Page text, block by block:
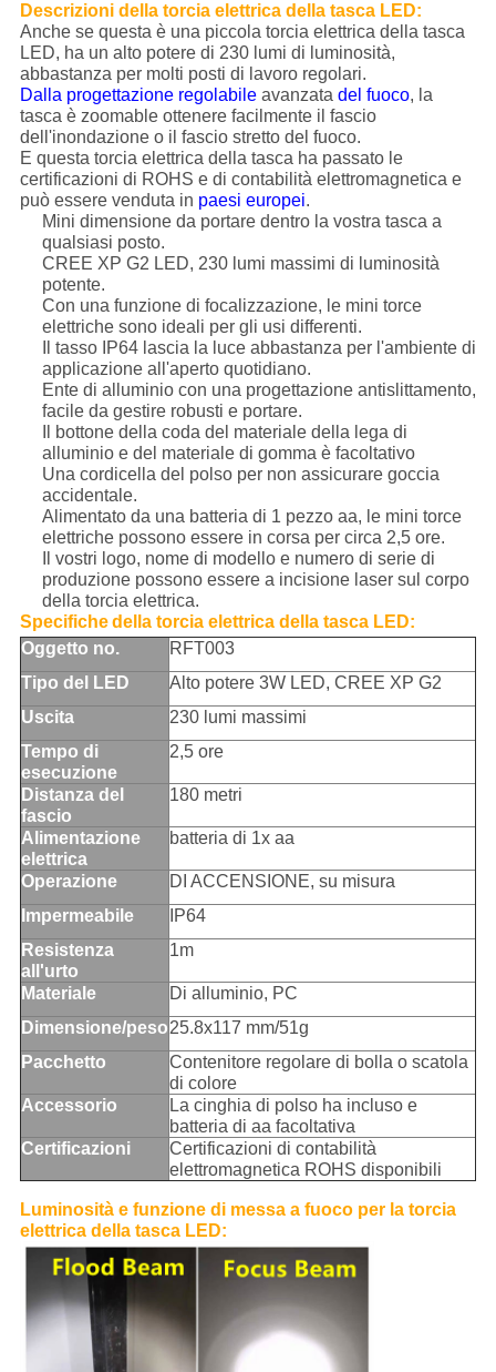
Descrizioni della torcia elettrica della tasca LED:
Anche se questa è una piccola torcia elettrica della tasca
LED, ha un alto potere di 230 lumi di luminosità,
abbastanza per molti posti di lavoro regolari.
Dalla progettazione regolabileavanzata del fuoco, la
tasca è zoomable ottenere facilmente il fascio
dell'inondazione o il fascio stretto del fuoco.
E questa torcia elettrica della tasca ha passato le
certificazioni di ROHS e di contabilità elettromagnetica e
può essere venduta in paesi europei.
Mini dimensione da portare dentro la vostra tasca a
qualsiasi posto.
CREE XP G2 LED, 230 lumi massimi di luminosità
potente.
Con una funzione di focalizzazione, le mini torce
elettriche sono ideali per gli usi differenti.
Il tasso IP64 lascia la luce abbastanza per l'ambiente di
applicazione all'aperto quotidiano.
Ente di alluminio con una progettazione antislittamento,
facile da gestire robusti e portare.
Il bottone della coda del materiale della lega di
alluminio e del materiale di gomma è facoltativo
Una cordicella del polso per non assicurare goccia
accidentale.
Alimentato da una batteria di 1 pezzo aa, le mini torce
elettriche possono essere in corsa per circa 2,5 ore.
Il vostri logo, nome di modello e numero di serie di
produzione possono essere a incisione laser sul corpo
della torcia elettrica.
Specifichedella torcia elettrica della tasca LED:
Oggetto no.
RFT003
Tipo del LED
Alto potere 3W LED, CREE XP G2
Uscita
230 lumi massimi
Tempo di
esecuzione
2,5 ore
Distanza del
fascio
180 metri
Alimentazione
elettrica
batteria di 1x aa
Operazione
DI ACCENSIONE, su misura
Impermeabile
IP64
Resistenza
all'urto
1m
Materiale
Di alluminio, PC
Dimensione/peso25.8x117 mm/51g
Pacchetto
Contenitore regolare di bolla o scatola
di colore
Accessorio
La cinghia di polso ha incluso e
batteria di aa facoltativa
Certificazioni
Certificazioni di contabilità
elettromagnetica ROHS disponibili
Luminosità e funzione di messa a fuoco perla torcia
elettrica della tasca LED: